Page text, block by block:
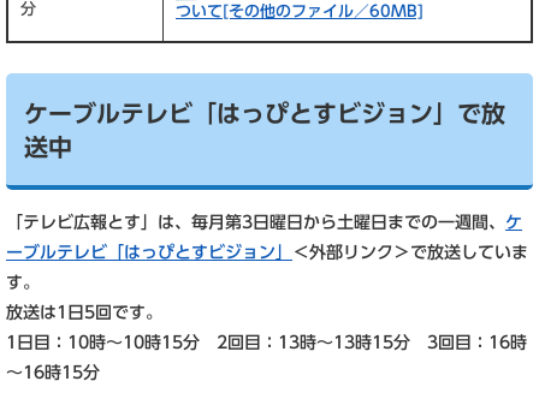
分
ついて[その他のファイル／60MB]
ケーブルテレビ「はっぴとすビジョン」で放
送中
「テレビ広報とす」は、毎月第3日曜日から土曜日までの一週間、 ケ
ーブルテレビ「はっぴとすビジョン」
＜外部リンク＞ で放送していま
す。
放送は1日5回です。
1日目：10時～10時15分 2回目：13時～13時15分 3回目：16時
～16時15分